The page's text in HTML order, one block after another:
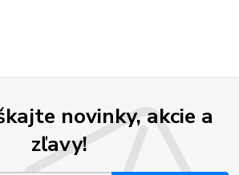
novinky, akcie a
zľavy!